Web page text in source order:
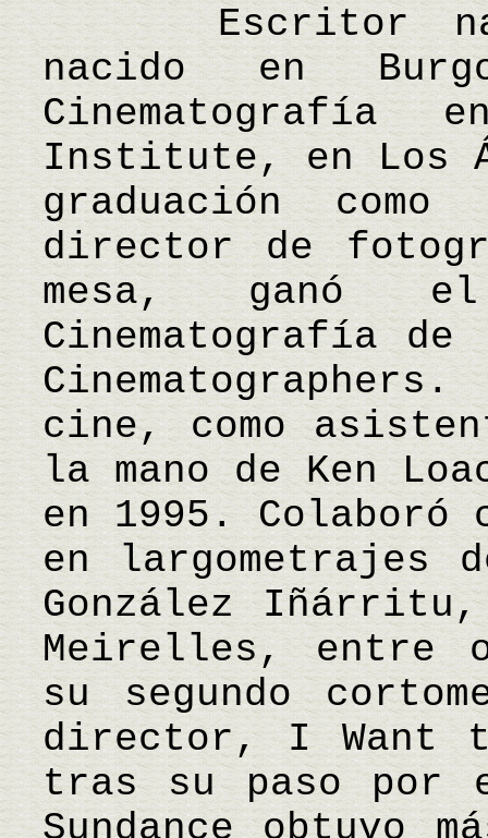
Escritor
nacido en
Cinematografía
Institute, en Los
graduación
director de
mesa, ganó
Cinematografía
cine, como
la mano de Ken
en 1995. Colaboró
en largometrajes
González Iñárritu,
Meirelles, entre
su segundo
director, I Want
tras su paso por
Sundance obtuvo